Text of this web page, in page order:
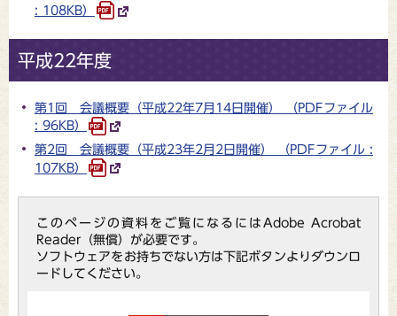
: 108KB）
平成22年度
第1回 会議概要（平成22年7月14日開催） （PDFファイル
: 96KB）
第2回 会議概要（平成23年2月2日開催） （PDFファイル :
107KB）
このページの資料をご覧になるにはAdobe Acrobat
Reader（無償）が必要です。
ソフトウェアをお持ちでない方は下記ボタンよりダウンロ
ードしてください。